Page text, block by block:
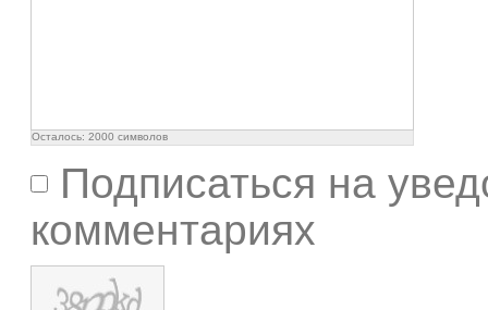
Осталось: 2000 символов
Подписаться на
комментариях